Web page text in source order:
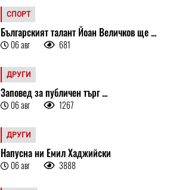
СПОРТ
Българският талант Йоан Величков ще ...
06 авг 681
ДРУГИ
Заповед за публичен търг ...
06 авг 1267
ДРУГИ
Напусна ни Емил Хаджийски
06 авг 3888